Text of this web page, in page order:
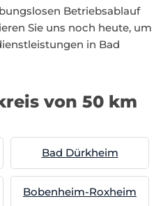
Betriebsablauf
Sie uns noch heute, um
in Bad
von 50 km
Bad Dürkheim
Bobenheim-Roxheim